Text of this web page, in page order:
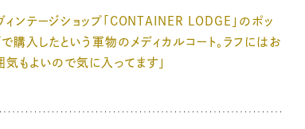
ンテージショップ「CONTAINER LODGE」のポッ
購入したという軍物のメディカルコート。ラフにはお
もよいので気に入ってます」